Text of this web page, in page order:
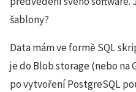
šablony?
Data mám ve formě SQL
je do Blob storage (nebo na
po vytvoření PostgreSQL